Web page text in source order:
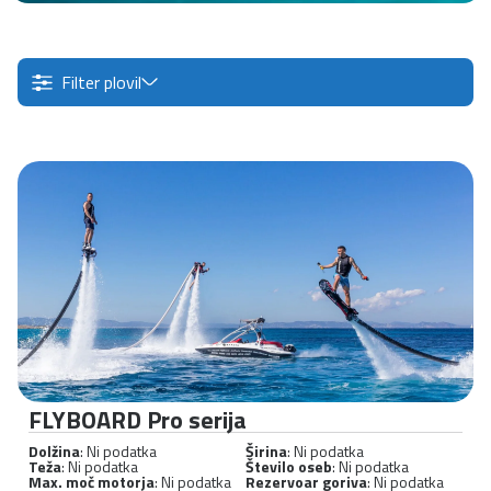
Filter plovil
FLYBOARD Pro serija
Dolžina: Ni podatka Širina: Ni podatka
Teža: Ni podatka Število oseb: Ni podatka
Max. moč motorja: Ni podatka Rezervoar goriva: Ni podatka